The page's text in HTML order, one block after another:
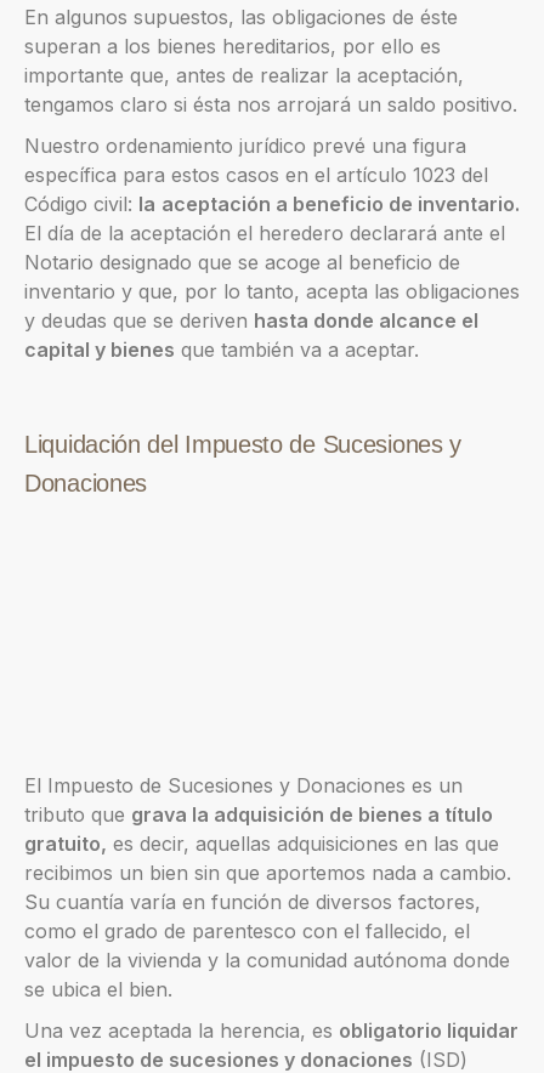
En algunos supuestos, las obligaciones de éste
superan a los bienes hereditarios, por ello es
importante que, antes de realizar la aceptación,
tengamos claro si ésta nos arrojará un saldo positivo.
Nuestro ordenamiento jurídico prevé una figura
específica para estos casos en el artículo 1023 del
Código civil: la aceptación a beneficio de inventario.
El día de la aceptación el heredero declarará ante el
Notario designado que se acoge al beneficio de
inventario y que, por lo tanto, acepta las obligaciones
y deudas que se deriven hasta donde alcance el
capital y bienes que también va a aceptar.
Liquidación del Impuesto de Sucesiones y
Donaciones
El Impuesto de Sucesiones y Donaciones es un
tributo que grava la adquisición de bienes a título
gratuito, es decir, aquellas adquisiciones en las que
recibimos un bien sin que aportemos nada a cambio.
Su cuantía varía en función de diversos factores,
como el grado de parentesco con el fallecido, el
valor de la vivienda y la comunidad autónoma donde
se ubica el bien.
Una vez aceptada la herencia, es obligatorio liquidar
el impuesto de sucesiones y donaciones (ISD)